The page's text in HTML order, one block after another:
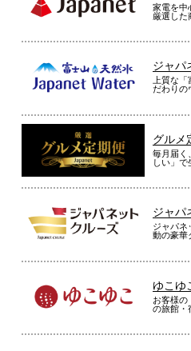
家電を中
厳選した
ジャパ
上質な
だわりの
グルメ
毎月届く
しい」で
ジャパ
ジャパネ
動の豪華
ゆこゆ
お客様の
の旅館・